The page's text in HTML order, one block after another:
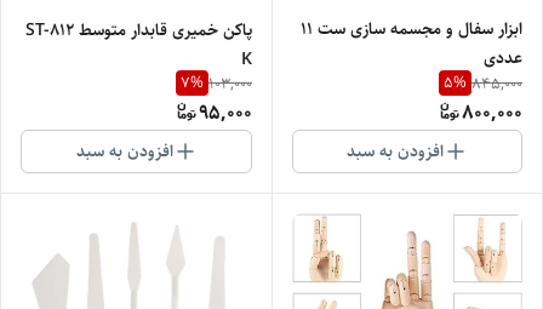
ابزار سفال و مجسمه سازی ست 11
عددی
845,000
5%
800,000
افزودن به سبد
پاکن خمیری قابدار متوسط ST-812
K
103,000
7%
95,000
افزودن به سبد